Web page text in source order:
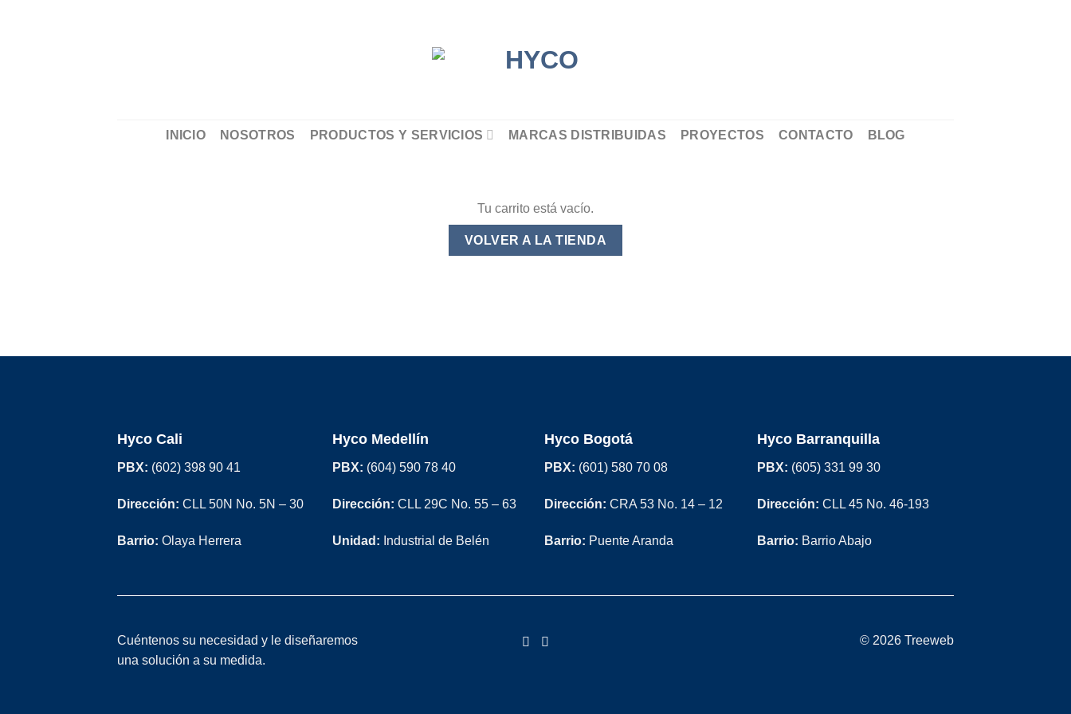
INICIO NOSOTROS PRODUCTOS Y SERVICIOS MARCAS DISTRIBUIDAS PROYECTOS CONTACTO BLOG
Tu carrito está vacío.
VOLVER A LA TIENDA
Hyco Cali
PBX: (602) 398 90 41
Dirección: CLL 50N No. 5N – 30
Barrio: Olaya Herrera
Hyco Medellín
PBX: (604) 590 78 40
Dirección: CLL 29C No. 55 – 63
Unidad: Industrial de Belén
Hyco Bogotá
PBX: (601) 580 70 08
Dirección: CRA 53 No. 14 – 12
Barrio: Puente Aranda
Hyco Barranquilla
PBX: (605) 331 99 30
Dirección: CLL 45 No. 46-193
Barrio: Barrio Abajo
Cuéntenos su necesidad y le diseñaremos
una solución a su medida.
© 2026 Treeweb